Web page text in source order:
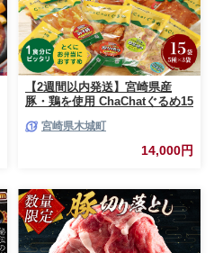
【2週間以内発送】宮崎県産
豚・鶏を使用 ChaChatぐるめ15
_K16_0040_4
宮崎県木城町
14,000円